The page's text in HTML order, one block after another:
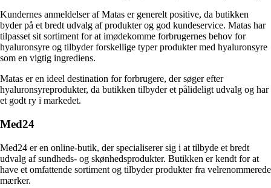
Kundernes anmeldelser af Matas er generelt positive, da butikken
byder på et bredt udvalg af produkter og god kundeservice. Matas har
tilpasset sit sortiment for at imødekomme forbrugernes behov for
hyaluronsyre og tilbyder forskellige typer produkter med hyaluronsyre
som en vigtig ingrediens.
Matas er en ideel destination for forbrugere, der søger efter
hyaluronsyreprodukter, da butikken tilbyder et pålideligt udvalg og har
et godt ry i markedet.
Med24
Med24 er en online-butik, der specialiserer sig i at tilbyde et bredt
udvalg af sundheds- og skønhedsprodukter. Butikken er kendt for at
have et omfattende sortiment og tilbyder produkter fra velrenommerede
mærker.